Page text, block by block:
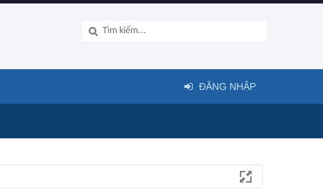
ĐĂNG NHẬP